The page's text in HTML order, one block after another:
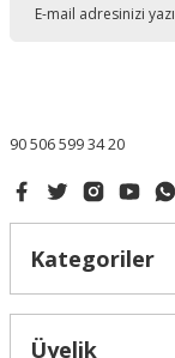
90 506 599 34 20
Kategoriler
Üyelik